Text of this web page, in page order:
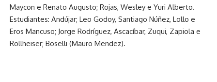
Maycon e Renato Augusto; Rojas, Wesley e Yuri Alberto.
Estudiantes: Andújar; Leo Godoy, Santiago Núñez, Lollo e
Eros Mancuso; Jorge Rodríguez, Ascacíbar, Zuqui, Zapiola e
Rollheiser; Boselli (Mauro Mendez).